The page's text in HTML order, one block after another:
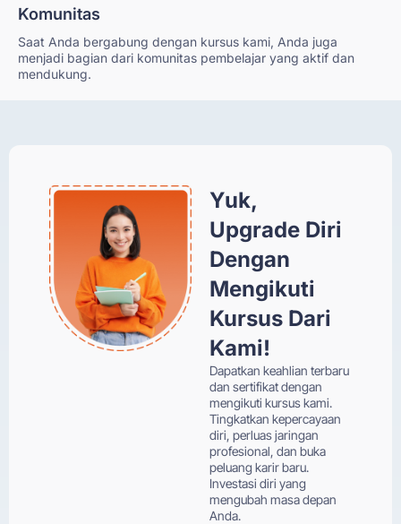
Komunitas
Saat Anda bergabung dengan kursus kami, Anda juga
menjadi bagian dari komunitas pembelajar yang aktif dan
mendukung.
Yuk,
Upgrade Diri
Dengan
Mengikuti
Kursus Dari
Kami!
Dapatkan keahlian terbaru
dan sertifikat dengan
mengikuti kursus kami.
Tingkatkan kepercayaan
diri, perluas jaringan
profesional, dan buka
peluang karir baru.
Investasi diri yang
mengubah masa depan
Anda.